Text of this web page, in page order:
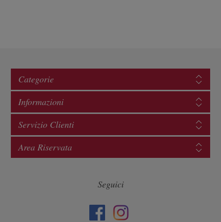
Categorie
Informazioni
Servizio Clienti
Area Riservata
Seguici